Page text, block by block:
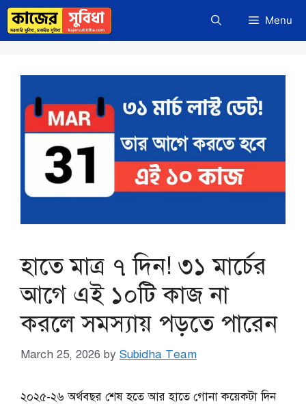
Skip
content
Menu
হাতে মাত্র ৭ দিন! ৩১ মার্চের
আগে এই ১০টি কাজ না
করলে সমস্যায় পড়তে পারেন
March 25, 2026 by Subidha Team
২০২৫-২৬ অর্থবছর শেষ হতে আর হাতে গোনা কয়েকটা দিন